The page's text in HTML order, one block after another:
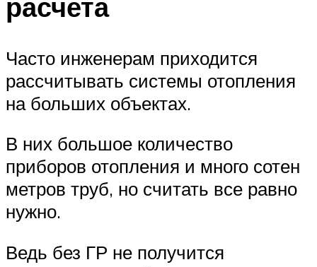
Часто инженерам приходится
рассчитывать системы отопления
на больших объектах.
В них большое количество
приборов отопления и много сотен
метров труб, но считать все равно
нужно.
Ведь без ГР не получится